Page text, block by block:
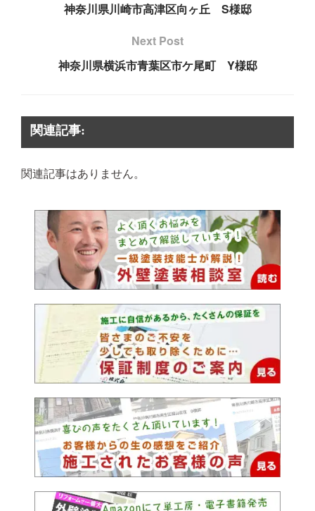
神奈川県川崎市高津区向ヶ丘 S様邸
Next Post
神奈川県横浜市青葉区市ケ尾町 Y様邸
関連記事:
関連記事はありません。